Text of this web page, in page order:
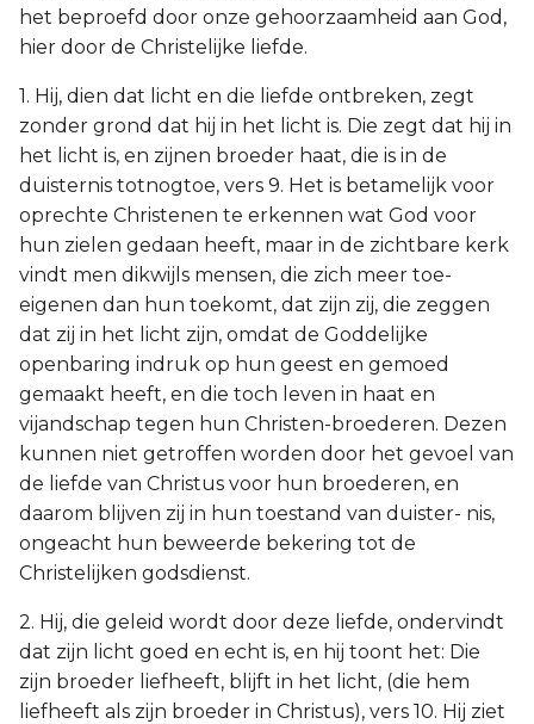
het beproefd door onze gehoorzaamheid aan God,
hier door de Christelijke liefde.
1. Hij, dien dat licht en die liefde ontbreken, zegt
zonder grond dat hij in het licht is. Die zegt dat hij in
het licht is, en zijnen broeder haat, die is in de
duisternis totnogtoe, vers 9. Het is betamelijk voor
oprechte Christenen te erkennen wat God voor
hun zielen gedaan heeft, maar in de zichtbare kerk
vindt men dikwijls mensen, die zich meer toe-
eigenen dan hun toekomt, dat zijn zij, die zeggen
dat zij in het licht zijn, omdat de Goddelijke
openbaring indruk op hun geest en gemoed
gemaakt heeft, en die toch leven in haat en
vijandschap tegen hun Christen-broederen. Dezen
kunnen niet getroffen worden door het gevoel van
de liefde van Christus voor hun broederen, en
daarom blijven zij in hun toestand van duister- nis,
ongeacht hun beweerde bekering tot de
Christelijken godsdienst.
2. Hij, die geleid wordt door deze liefde, ondervindt
dat zijn licht goed en echt is, en hij toont het: Die
zijn broeder liefheeft, blijft in het licht, (die hem
liefheeft als zijn broeder in Christus), vers 10. Hij ziet